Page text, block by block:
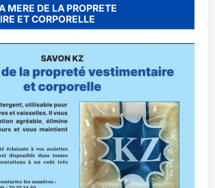
MERE DE LA PROPRETE
ET CORPORELLE